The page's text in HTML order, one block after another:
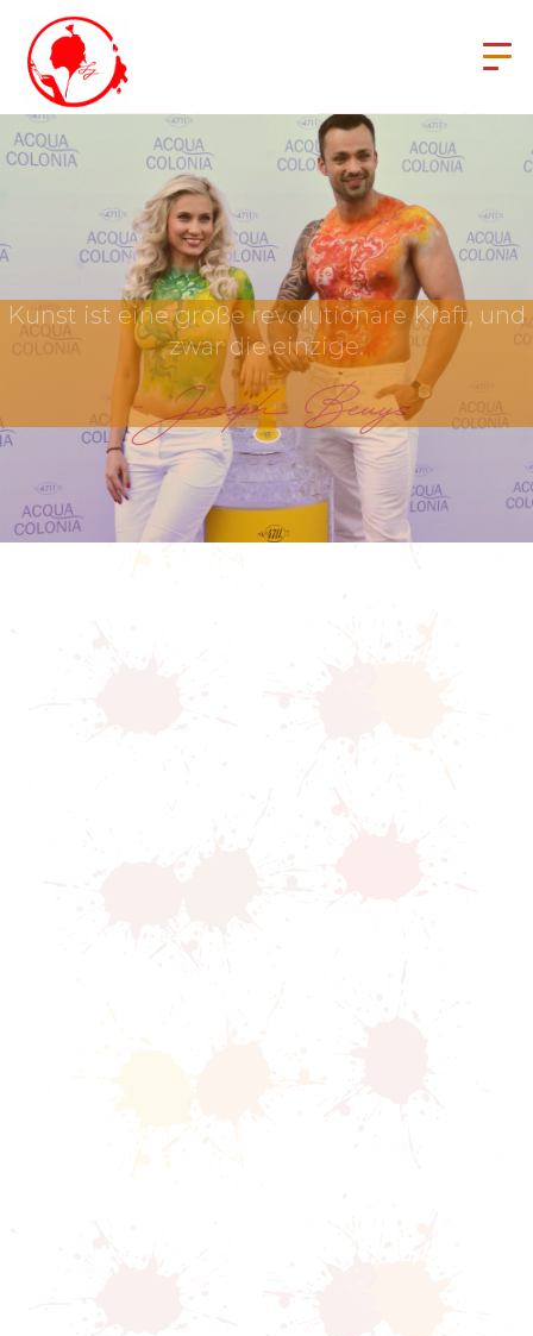
Kunst ist eine große revolutionäre Kraft, und
zwar die einzige.
- Joseph Beuys